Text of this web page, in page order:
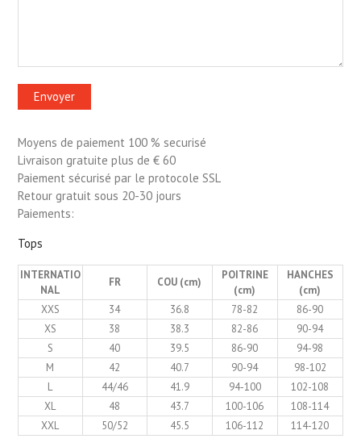
Moyens de paiement 100 % securisé
Livraison gratuite plus de € 60
Paiement sécurisé par le protocole SSL
Retour gratuit sous 20-30 jours
Paiements:
Tops
INTERNATIO
NAL
FR COU (cm)
POITRINE
(cm)
HANCHES
(cm)
XXS
34 36.8 78-82
86-90
XS
38 38.3 82-86
90-94
S
40 39.5 86-90
94-98
M
42 40.7 90-94
98-102
L
44/46 41.9 94-100
102-108
XL
48 43.7 100-106
108-114
XXL
50/52 45.5 106-112 114-120